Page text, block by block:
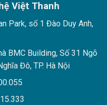
Việt Thanh
Park, số 1 Đào Duy Anh,
BMC Building, Số 31 Ngõ
Đô, TP. Hà Nội